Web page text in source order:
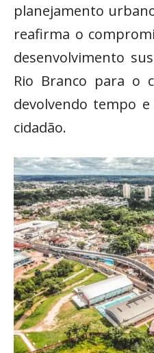
planejamento
reafirma o
desenvolvimento
Rio Branco para o
devolvendo tempo
cidadão.